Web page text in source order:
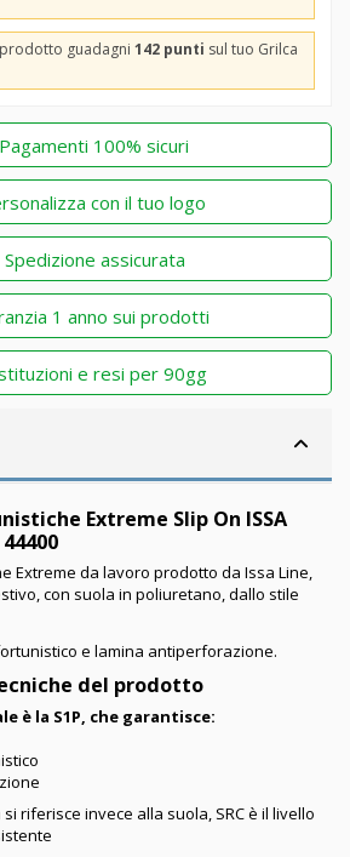
guadagni 142 punti sul tuo Grilca
Pagamenti 100% sicuri
con il tuo logo
Spedizione assicurata
1 anno sui prodotti
e resi per 90gg
Extreme Slip On ISSA
44400
Extreme da lavoro prodotto da Issa Line,
con suola in poliuretano, dallo stile
e lamina antiperforazione.
del prodotto
è la S1P, che garantisce:
riferisce invece alla suola, SRC è il livello